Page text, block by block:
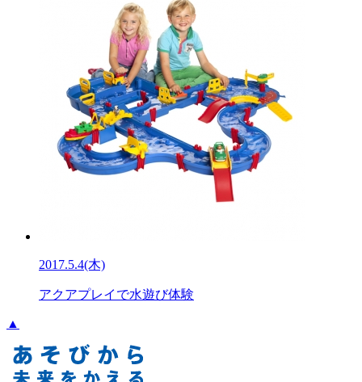
2017.5.4(木)
アクアプレイで水遊び体験
▲